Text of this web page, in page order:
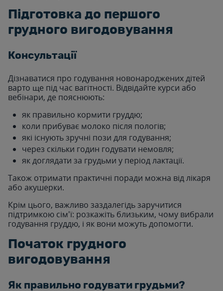
Підготовка до першого
грудного вигодовування
Консультації
Дізнаватися про годування новонароджених дітей
варто ще під час вагітності. Відвідайте курси або
вебінари, де пояснюють:
як правильно кормити груддю;
коли прибуває молоко після пологів;
які існують зручні пози для годування;
через скільки годин годувати немовля;
як доглядати за грудьми у період лактації.
Також отримати практичні поради можна від лікаря
або акушерки.
Крім цього, важливо заздалегідь заручитися
підтримкою сім'ї: розкажіть близьким, чому вибрали
годування груддю, і як вони можуть допомогти.
Початок грудного
вигодовування
Як правильно годувати грудьми?